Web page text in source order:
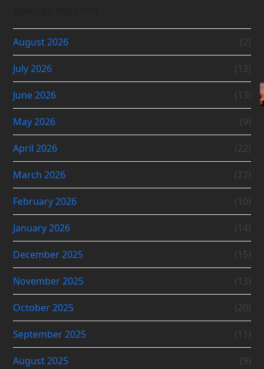
August 2026 (2)
July 2026 (13)
June 2026 (13)
May 2026 (9)
April 2026 (22)
March 2026 (27)
February 2026 (10)
January 2026 (14)
December 2025 (15)
November 2025 (13)
October 2025 (20)
September 2025 (11)
August 2025 (9)